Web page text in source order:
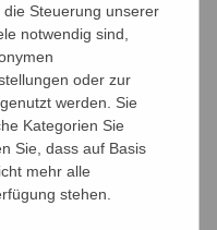
kognitiven Leistungen
Aufmerksamkeit
den ganzen Körper.
Sie Gleichgewicht,
Steuerung unserer
notwendig sind,
oder zur
werden. Sie
Kategorien Sie
Sie, dass auf Basis
mehr alle
stehen.